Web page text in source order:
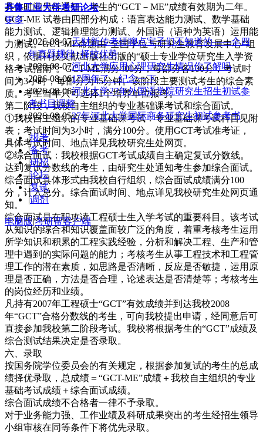
具体时间另行通知。考生的“GCT－ME”成绩有效期为二年。
GCT-ME 试卷由四部分构成：语言表达能力测试、数学基础
能力测试、逻辑推理能力测试、外国语（语种为英语）运用能
力测试。GCT-ME命题由“全国学位与研究生教育发展中心”组
织，依据科技文献出版社出版的“硕士专业学位研究生入学资
格考试指南”。GCT-ME满分400分，每部分各100分，考试时
间为3小时，每部分为45分钟。该阶段主要测试考生的综合素
质。考生当年只可选择1个培养单位报考。
第二阶段，我校自主组织的专业基础课考试和综合面试。
①我校自主组织的专业基础课考试：专业基础课考试科目见附
表；考试时间为3小时，满分100分。使用GCT考试准考证，
具体考试时间、地点详见我校研究生处网页。
②综合面试：我校根据GCT考试成绩自主确定复试分数线。
达到复试分数线的考生，由研究生处通知考生参加综合面试。
综合面试具体形式由我校自行组织，综合面试成绩满分100
分，计入总分。综合面试时间、地点详见我校研究生处网页通
知。
综合面试是在职攻读工程硕士生入学考试的重要科目。该考试
从知识的综合和知识覆盖面较广泛的角度，着重考核考生运用
所学知识和积累的工程实践经验，分析和解决工程、生产和管
理中遇到的实际问题的能力；考核考生从事工程技术和工程管
理工作的潜在素质，如思路是否清晰，反应是否敏捷，运用原
理是否正确，方法是否合理，论述表达是否清楚等；考核考生
的岗位经历和业绩。
凡持有2007年工程硕士“GCT”有效成绩并到达我校2008
年“GCT”合格分数线的考生，可向我校提出申请，经同意后可
直接参加我校第二阶段考试。我校将根据考生的“GCT”成绩及
综合测试结果决定是否录取。
六、录取
按国务院学位委员会的有关规定，根据参加复试的考生的总成
绩择优录取，总成绩＝“GCT-ME”成绩＋我校自主组织的专业
基础考试成绩＋综合面试成绩。
综合面试成绩不合格者一律不予录取。
对于业务能力强、工作业绩及科研成果突出的考生经招生领导
小组审核在同等条件下将优先录取。
齐鲁工业大学考研论坛
更多
2026-08-07天财新传考研聊点宝子们不知道的——全四
年真题规律+择校优势
2026-08-07河北大学应用心理研究生情况你了解吗
2026-08-0617周年了，纪念一下
2026-08-06河北大学27年外国语学院研究生招生初试参
考书目调整
2026-08-0527年河北大学国际商务研究生初试参考书
|报考
|备考
|研招
|论坛
|复试
|调剂
电脑版|考研帮客户端